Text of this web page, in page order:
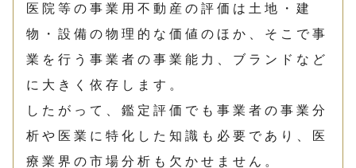
医院等の事業用不動産の評価は土地・建
物・設備の物理的な価値のほか、そこで事
業を行う事業者の事業能力、ブランドなど
に大きく依存します。
したがって、鑑定評価でも事業者の事業分
析や医業に特化した知識も必要であり、医
療業界の市場分析も欠かせません。